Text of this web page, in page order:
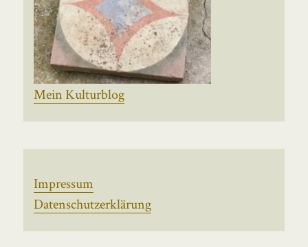
Mein Kulturblog
Impressum
Datenschutzerklärung